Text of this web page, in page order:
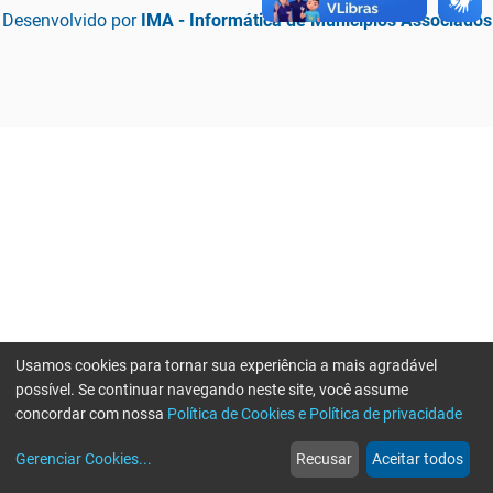
Desenvolvido por IMA - Informática de Municípios Associados
web
Notícias
more_horiz
Mais
Usamos cookies para tornar sua experiência a mais agradável
possível. Se continuar navegando neste site, você assume
concordar com nossa Política de Cookies e Política de privacidade
Gerenciar Cookies... Recusar Aceitar todos
Erro ao enviar informações, por favor tente novamente